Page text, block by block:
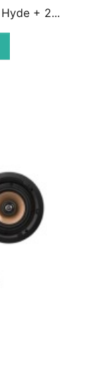
+ 2...